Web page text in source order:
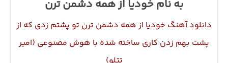
به نام خودیا از همه دشمن ترن
دانلود آهنگ خودیا از همه دشمن ترن تو پشتم زدی که از
پشت بهم زدن کاری ساخته شده با هوش مصنوعی (امیر